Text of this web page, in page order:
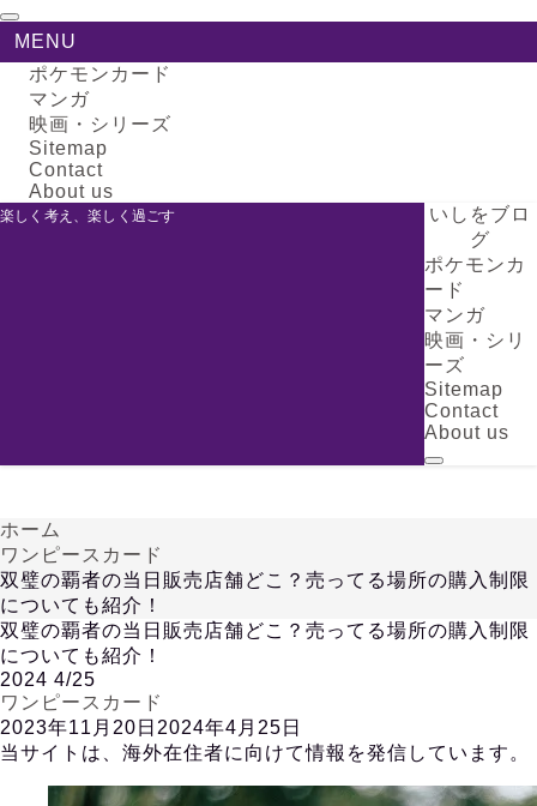
MENU
ポケモンカード
マンガ
映画・シリーズ
Sitemap
Contact
About us
楽しく考え、楽しく過ごす
いしをブロ
グ
ポケモンカ
ード
マンガ
映画・シリ
ーズ
Sitemap
Contact
About us
ホーム
ワンピースカード
双璧の覇者の当日販売店舗どこ？売ってる場所の購入制限
についても紹介！
双璧の覇者の当日販売店舗どこ？売ってる場所の購入制限
についても紹介！
2024 4/25
ワンピースカード
2023年11月20日 2024年4月25日
当サイトは、海外在住者に向けて情報を発信しています。